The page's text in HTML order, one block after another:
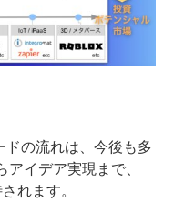
ドの流れは、今後も多
イデア実現まで、
れます。